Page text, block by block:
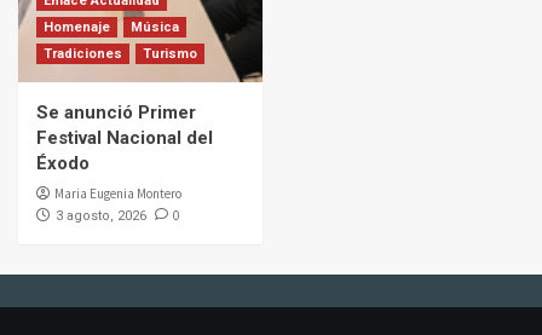
Homenaje
Música
Tradiciones
Turismo
Se anunció Primer
Festival Nacional del
Éxodo
Maria Eugenia Montero
3 agosto, 2026 0